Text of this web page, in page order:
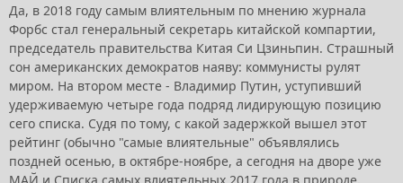
Да, в 2018 году самым влиятельным по мнению журнала
Форбс стал генеральный секретарь китайской компартии,
председатель правительства Китая Си Цзиньпин. Страшный
сон американских демократов наяву: коммунисты рулят
миром. На втором месте - Владимир Путин, уступивший
удерживаемую четыре года подряд лидирующую позицию
сего списка. Судя по тому, с какой задержкой вышел этот
рейтинг (обычно "самые влиятельные" объявлялись
поздней осенью, в октябре-ноябре, а сегодня на дворе уже